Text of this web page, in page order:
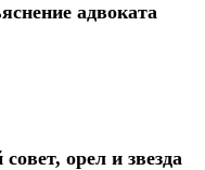
адвоката
орел и звезда